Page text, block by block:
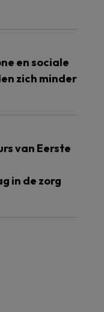
en sociale
zich minder
van Eerste
in de zorg